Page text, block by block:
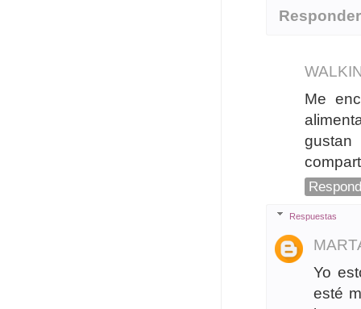
Responder
Me
Respuestas
Yo
esté